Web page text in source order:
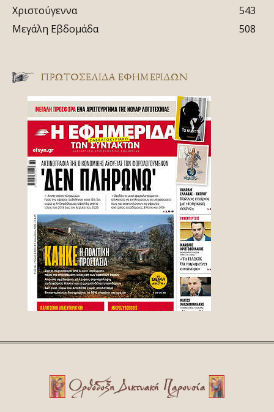
Χριστούγεννα
543
Μεγάλη Εβδομάδα
508
ΠΡΩΤΟΣΈΛΙΔΑ ΕΦΗΜΕΡΊΔΩΝ